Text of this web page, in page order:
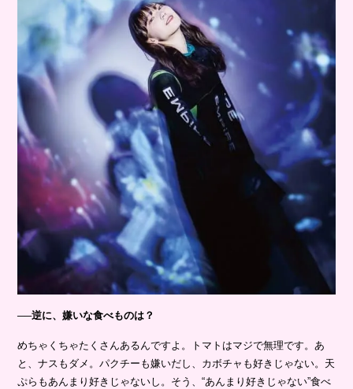
──逆に、嫌いな食べものは？
めちゃくちゃたくさんあるんですよ。トマトはマジで無理です。あ
と、ナスもダメ。パクチーも嫌いだし、カボチャも好きじゃない。天
ぷらもあんまり好きじゃないし。そう、“あんまり好きじゃない”食べ